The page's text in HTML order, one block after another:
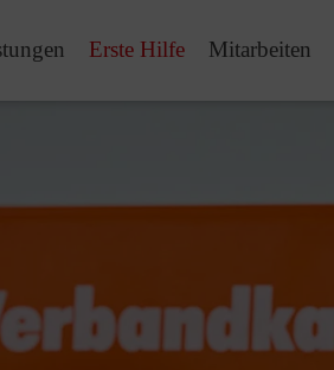
Erste Hilfe Mitarbeiten